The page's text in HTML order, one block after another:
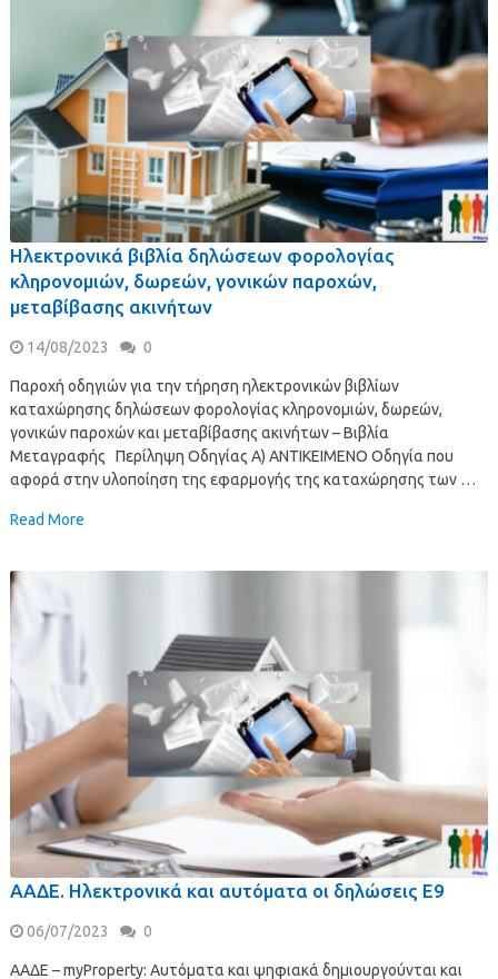
Ηλεκτρονικά βιβλία δηλώσεων φορολογίας
κληρονομιών, δωρεών, γονικών παροχών,
μεταβίβασης ακινήτων
14/08/2023 0
Παροχή οδηγιών για την τήρηση ηλεκτρονικών βιβλίων
καταχώρησης δηλώσεων φορολογίας κληρονομιών, δωρεών,
γονικών παροχών και μεταβίβασης ακινήτων – Βιβλία
Μεταγραφής Περίληψη Οδηγίας Α) ΑΝΤΙΚΕΙΜΕΝΟ Οδηγία που
αφορά στην υλοποίηση της εφαρμογής της καταχώρησης των …
Read More
ΑΑΔΕ. Ηλεκτρονικά και αυτόματα οι δηλώσεις Ε9
06/07/2023 0
ΑΑΔΕ – myProperty: Αυτόματα και ψηφιακά δημιουργούνται και